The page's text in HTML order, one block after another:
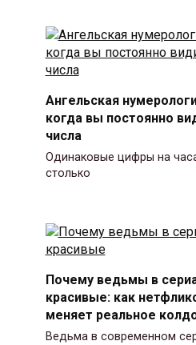
Ангельская
когда вы постоянно
числа
Одинаковые цифры на
столько
Почему ведьмы в
красивые: как
меняет реальное
Ведьма в современном